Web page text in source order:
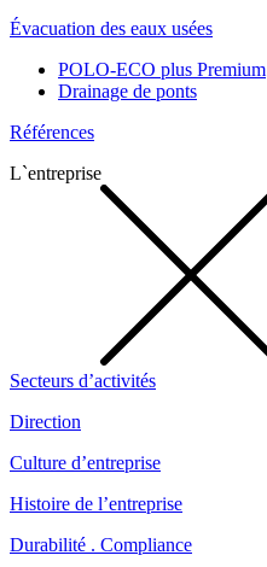
Évacuation des eaux usées
POLO-ECO plus Premium
Drainage de ponts
Références
L`entreprise
Secteurs d’activités
Direction
Culture d’entreprise
Histoire de l’entreprise
Durabilité . Compliance